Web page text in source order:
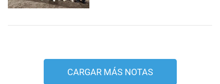
CARGAR MÁS NOTAS